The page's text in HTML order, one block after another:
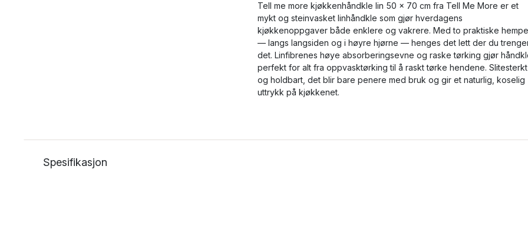
Tell me more kjøkkenhåndkle lin 50 x 70 cm fra Tell Me More er et
mykt og steinvasket linhåndkle som gjør hverdagens
kjøkkenoppgaver både enklere og vakrere. Med to praktiske
— langs langsiden og i høyre hjørne — henges det lett der du
det. Linfibrenes høye absorberingsevne og raske tørking gjør
perfekt for alt fra oppvasktørking til å raskt tørke hendene. Slitesterkt
og holdbart, det blir bare penere med bruk og gir et naturlig, koselig
uttrykk på kjøkkenet.
Spesifikasjon